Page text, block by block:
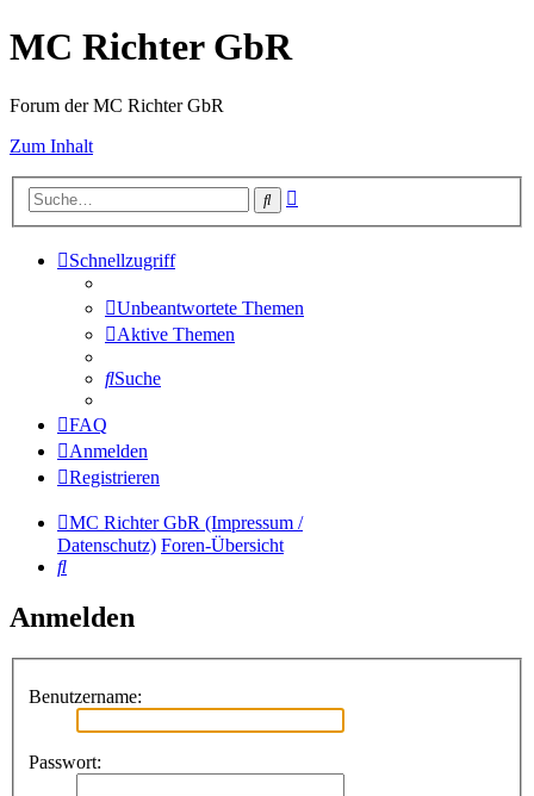
MC Richter GbR
Forum der MC Richter GbR
Zum Inhalt
Suche
Schnellzugriff
Unbeantwortete Themen
Aktive Themen
Suche
FAQ
Anmelden
Registrieren
MC Richter GbR (Impressum /
Datenschutz) Foren-Übersicht
Suche
Anmelden
Benutzername:
Passwort: